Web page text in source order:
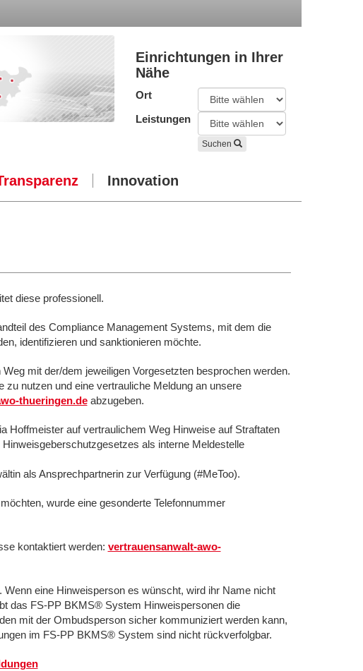
Einrichtungen in Ihrer
Nähe
Ort
Leistungen
Suchen
Innovation
diese professionell.
des Compliance Management Systems, mit dem die
identifizieren und sanktionieren möchte.
mit der/dem jeweiligen Vorgesetzten besprochen werden.
nutzen und eine vertrauliche Meldung an unsere
thueringen.deabzugeben.
Hoffmeister auf vertraulichem Weg Hinweise auf Straftaten
als interne Meldestelle
als Ansprechpartnerin zur Verfügung (#MeToo).
wurde eine gesonderte Telefonnummer
kontaktiert werden: vertrauensanwalt-awo-
eine Hinweisperson es wünscht, wird ihr Name nicht
das FS-PP BKMS® System Hinweispersonen die
mit der Ombudsperson sicher kommuniziert werden kann,
im FS-PP BKMS® System sind nicht rückverfolgbar.